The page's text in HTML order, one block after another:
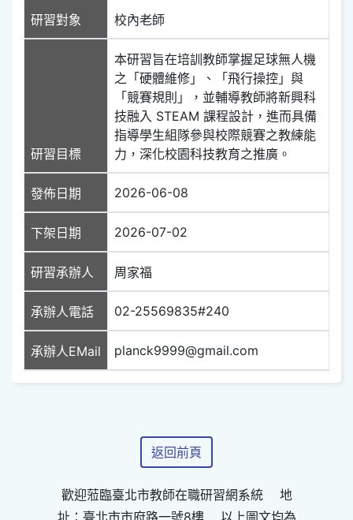
研習對象 校內老師
研習目標
本研習旨在培訓教師掌握足球無人機
之「硬體維修」、「飛行操控」與
「競賽規則」，並輔導教師將新興科
技融入 STEAM 課程設計，進而具備
指導學生組隊參與校際競賽之教練能
力，深化校園科技教育之推廣。
發佈日期 2026-06-08
下架日期 2026-07-02
研習承辦人 周家福
承辦人電話 02-25569835#240
承辦人EMail planck9999@gmail.com
返回前頁
歡迎蒞臨臺北市教師在職研習網系統 地
址：臺北市市府路一號8樓 以上圖文均為